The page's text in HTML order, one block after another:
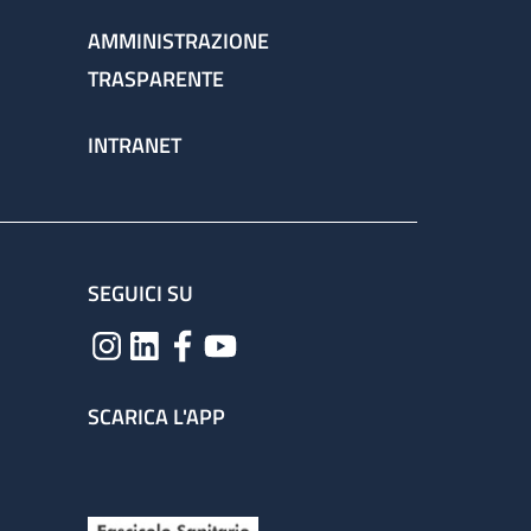
AMMINISTRAZIONE
TRASPARENTE
INTRANET
SEGUICI SU
SCARICA L'APP